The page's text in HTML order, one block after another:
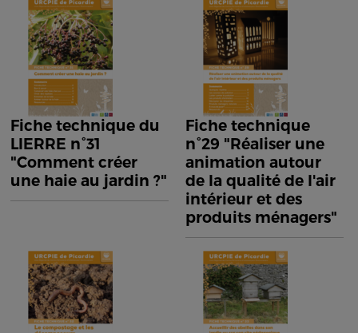
Fiche technique du
LIERRE n°31
"Comment créer
une haie au jardin ?"
Fiche technique
n°29 "Réaliser une
animation autour
de la qualité de l'air
intérieur et des
produits ménagers"